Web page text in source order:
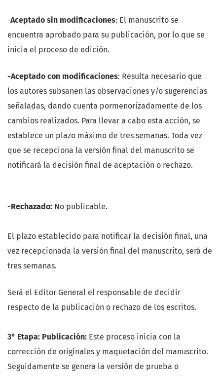
-Aceptado sin modificaciones: El manuscrito se
encuentra aprobado para su publicación, por lo que se
inicia el proceso de edición.
-Aceptado con modificaciones: Resulta necesario que
los autores subsanen las observaciones y/o sugerencias
señaladas, dando cuenta pormenorizadamente de los
cambios realizados. Para llevar a cabo esta acción, se
establece un plazo máximo de tres semanas. Toda vez
que se recepciona la versión final del manuscrito se
notificará la decisión final de aceptación o rechazo.
-Rechazado: No publicable.
El plazo establecido para notificar la decisión final, una
vez recepcionada la versión final del manuscrito, será de
tres semanas.
Será el Editor General el responsable de decidir
respecto de la publicación o rechazo de los escritos.
3° Etapa: Publicación: Este proceso inicia con la
corrección de originales y maquetación del manuscrito.
Seguidamente se genera la versión de prueba o